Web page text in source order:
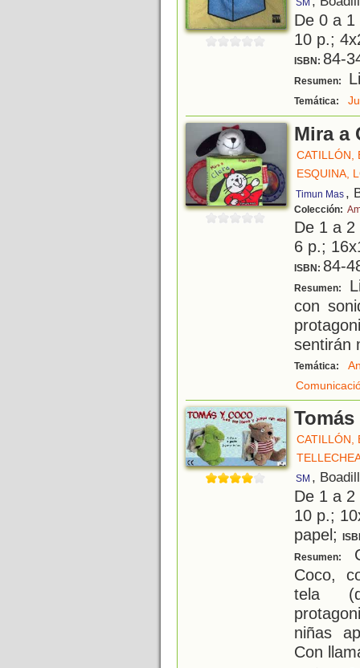
SM
De 0 a
10 p.;
ISBN: 84-
Resumen:
Temática:
Mira a
CATILLÓN,
ESQUINA,
Timun Mas ,
Colección:
De 1 a
6 p.;
ISBN: 84-
Resumen:
con
sentirán
Temática:
CATILLÓN,
SM ,
De 1 a
10 p.;
papel;
Resumen:
Coco,
tela
niñas
Con